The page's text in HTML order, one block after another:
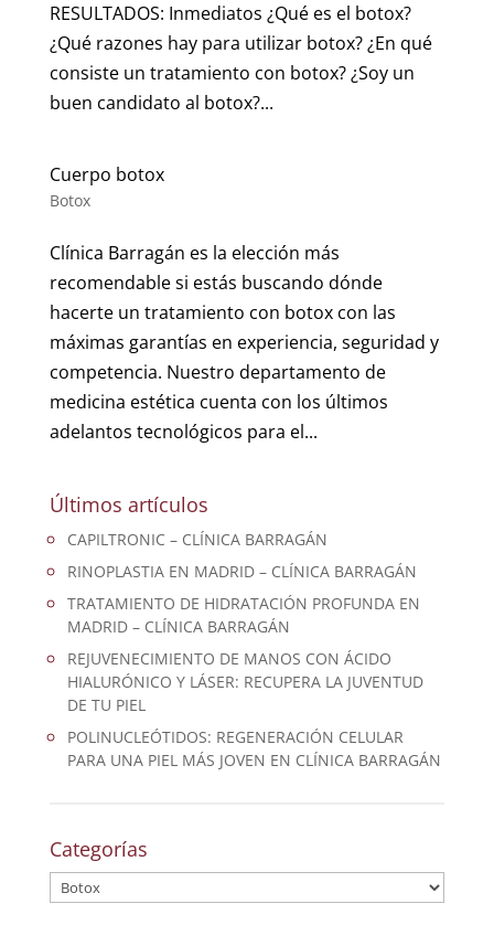
RESULTADOS: Inmediatos ¿Qué es el botox?
¿Qué razones hay para utilizar botox? ¿En qué
consiste un tratamiento con botox? ¿Soy un
buen candidato al botox?...
Cuerpo botox
Botox
Clínica Barragán es la elección más
recomendable si estás buscando dónde
hacerte un tratamiento con botox con las
máximas garantías en experiencia, seguridad y
competencia. Nuestro departamento de
medicina estética cuenta con los últimos
adelantos tecnológicos para el...
Últimos artículos
CAPILTRONIC – CLÍNICA BARRAGÁN
RINOPLASTIA EN MADRID – CLÍNICA BARRAGÁN
TRATAMIENTO DE HIDRATACIÓN PROFUNDA EN
MADRID – CLÍNICA BARRAGÁN
REJUVENECIMIENTO DE MANOS CON ÁCIDO
HIALURÓNICO Y LÁSER: RECUPERA LA JUVENTUD
DE TU PIEL
POLINUCLEÓTIDOS: REGENERACIÓN CELULAR
PARA UNA PIEL MÁS JOVEN EN CLÍNICA BARRAGÁN
Categorías
Categorías